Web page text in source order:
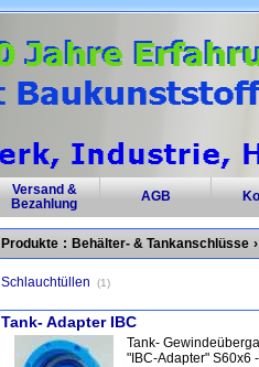
Versand &
Bezahlung
AGB
Produkte : Behälter- & Tankanschlüsse ›
Schlauchtüllen 1
Tank- Adapter IBC
Tank-
"IBC-Adapter" S60x6